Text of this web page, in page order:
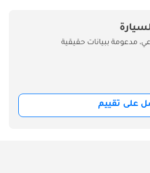
مدعومة ببيانات حقيقية
على تقييم